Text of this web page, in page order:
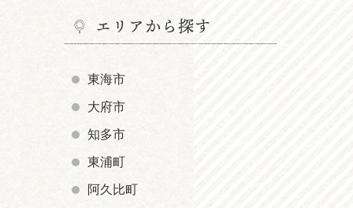
エリアから探す
東海市
大府市
知多市
東浦町
阿久比町